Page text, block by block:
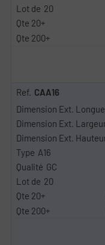
20
CAA16
A16
GC
20